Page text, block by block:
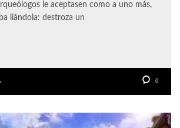
le aceptasen como a uno más,
liándola: destroza un
0